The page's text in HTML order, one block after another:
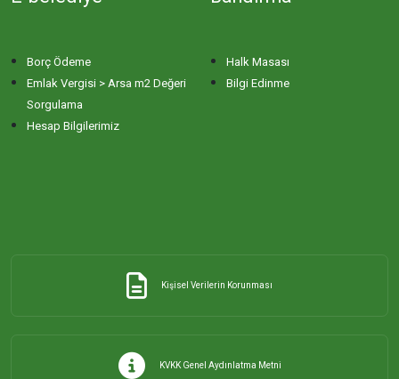
Borç Ödeme
Emlak Vergisi > Arsa m2 Değeri
Sorgulama
Hesap Bilgilerimiz
Halk Masası
Bilgi Edinme
Kişisel Verilerin Korunması
KVKK Genel Aydınlatma Metni